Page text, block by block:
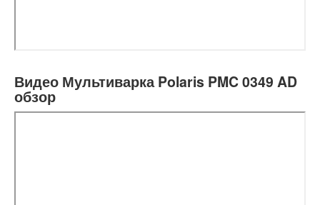
Видео Мультиварка Polaris PMC 0349 AD
обзор